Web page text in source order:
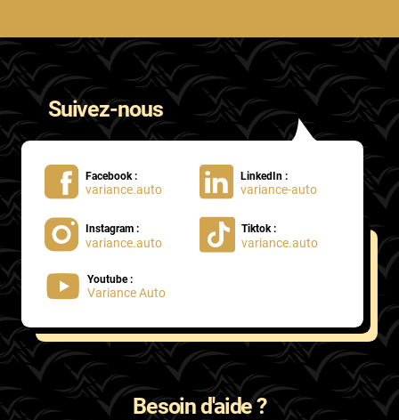
Suivez-nous
Facebook :
variance.auto
LinkedIn :
variance-auto
Instagram :
variance.auto
Tiktok :
variance.auto
Youtube :
Variance Auto
Besoin d'aide ?